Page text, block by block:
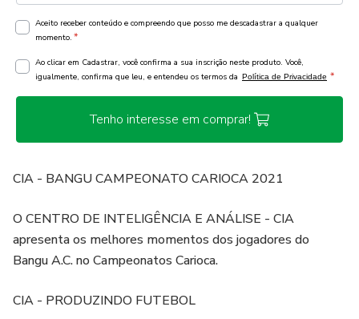
Aceito receber conteúdo e compreendo que posso me descadastrar a qualquer
momento. *
Ao clicar em Cadastrar, você confirma a sua inscrição neste produto. Você,
igualmente, confirma que leu, e entendeu os termos da Política de Privacidade *
Tenho interesse em comprar!
CIA - BANGU CAMPEONATO CARIOCA 2021
O CENTRO DE INTELIGÊNCIA E ANÁLISE - CIA
apresenta os melhores momentos dos jogadores do
Bangu A.C. no Campeonatos Carioca.
CIA - PRODUZINDO FUTEBOL